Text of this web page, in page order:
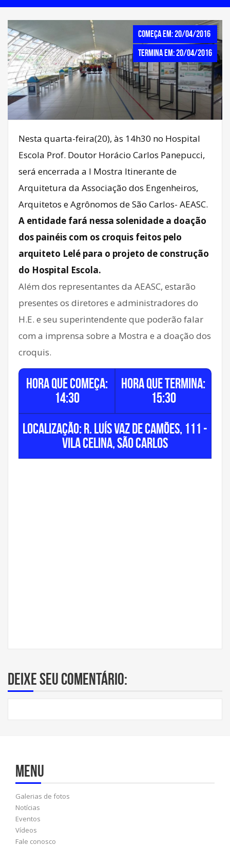
Começa em: 20/04/2016
Termina em: 20/04/2016
Nesta quarta-feira(20), às 14h30 no Hospital
Escola Prof. Doutor Horácio Carlos Panepucci,
será encerrada a I Mostra Itinerante de
Arquitetura da Associação dos Engenheiros,
Arquitetos e Agrônomos de São Carlos- AEASC.
A entidade fará nessa solenidade a doação
dos painéis com os croquis feitos pelo
arquiteto Lelé para o projeto de construção
do Hospital Escola.
Além dos representantes da AEASC, estarão
presentes os diretores e administradores do
H.E. e seu superintendente que poderão falar
com a imprensa sobre a Mostra e a doação dos
croquis.
Hora que começa:
14:30
Hora que termina:
15:30
Localização: R. Luís Vaz de Camões, 111 -
Vila Celina, São Carlos
Deixe seu comentário:
Menu
Galerias de fotos
Notícias
Eventos
Vídeos
Fale conosco